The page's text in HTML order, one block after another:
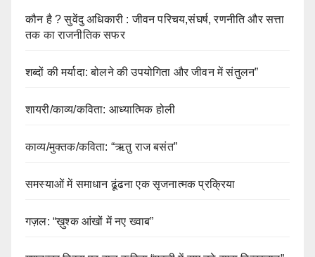
कौन है ? सुवेंदु अधिकारी : जीवन परिचय,संघर्ष, रणनीति और सत्ता
तक का राजनीतिक सफर
शब्दों की मर्यादा: बोलने की उपयोगिता और जीवन में संतुलन”
शायरी/काव्य/कविता: आध्यात्मिक होली
काव्य/मुक्तक/कविता: “ऋतु राज बसंत”
समस्याओं में समाधान ढूंढना एक सृजनात्मक प्रक्रिया
गज़ल: “ख़ुश्क आंखों में नए ख्वाब”